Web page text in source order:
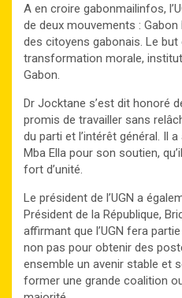
A en croire gabonmailinfos,
de deux mouvements :
des citoyens gabonais. Le
transformation morale,
Gabon.
Dr Jocktane s’est dit honoré
promis de travailler sans
du parti et l’intérêt général. Il
Mba Ella pour son soutien,
fort d’unité.
Le président de l’UGN a
Président de la République,
affirmant que l’UGN fera
non pas pour obtenir des
ensemble un avenir stable et
former une grande coalition